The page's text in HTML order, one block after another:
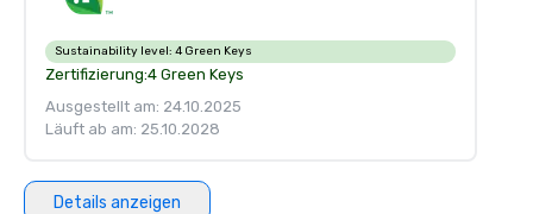
Sustainability level: 4 Green Keys
Zertifizierung:4 Green Keys
Ausgestellt am: 24.10.2025
Läuft ab am: 25.10.2028
Details anzeigen